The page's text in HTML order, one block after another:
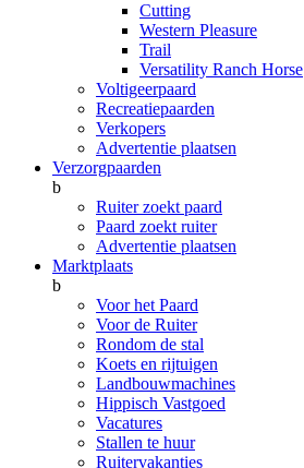
Cutting
Western Pleasure
Trail
Versatility Ranch Horse
Voltigeerpaard
Recreatiepaarden
Verkopers
Advertentie plaatsen
Verzorgpaarden
b
Ruiter zoekt paard
Paard zoekt ruiter
Advertentie plaatsen
Marktplaats
b
Voor het Paard
Voor de Ruiter
Rondom de stal
Koets en rijtuigen
Landbouwmachines
Hippisch Vastgoed
Vacatures
Stallen te huur
Ruitervakanties